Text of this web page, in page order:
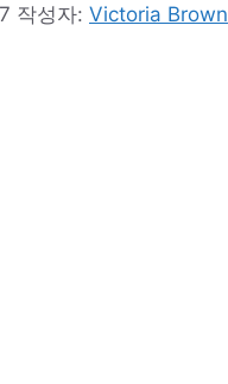
작성자: Victoria Brown